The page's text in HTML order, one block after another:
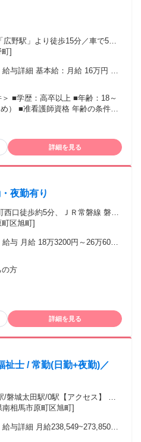
野駅」より徒歩15分／車で5分
6分 ◎マイカー通勤OK
]
与詳細 基本給：月給 16万円 〜
当金額：なし 全員に一律で支払
で
考課による評価額） ※いずれも
ーダー手当：1,000円／回 ■住宅
■学歴：高卒以上 ■年齢：18～
護師資格 年齢の条件と
詳細を見る
夜勤有り
西口徒歩約5分、ＪＲ常磐線 磐城
鹿島徒歩約107分
区旭町]
与 月給 18万3200円～26万6000
の方
詳細を見る
祉士 / 常勤(日勤+夜勤)／
/磐城太田駅/0駅【アクセス】 原
相馬市原町区旭町]
与詳細 月給238,549~273,850円